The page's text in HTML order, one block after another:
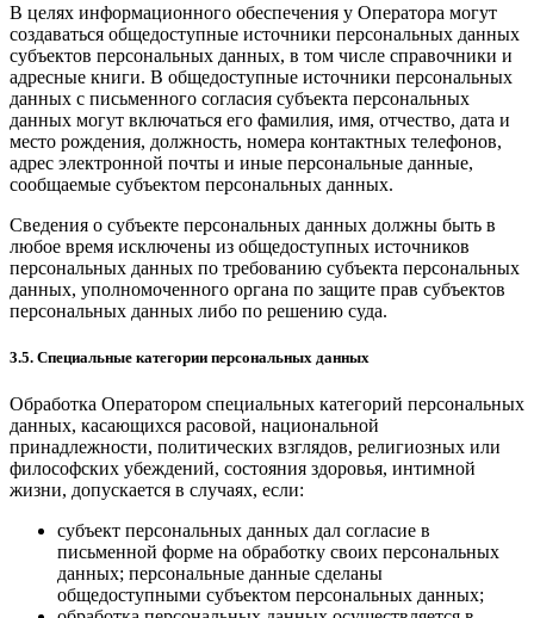
В целях информационного обеспечения у Оператора могут
создаваться общедоступные источники персональных данных
субъектов персональных данных, в том числе справочники и
адресные книги. В общедоступные источники персональных
данных с письменного согласия субъекта персональных
данных могут включаться его фамилия, имя, отчество, дата и
место рождения, должность, номера контактных телефонов,
адрес электронной почты и иные персональные данные,
сообщаемые субъектом персональных данных.
Сведения о субъекте персональных данных должны быть в
любое время исключены из общедоступных источников
персональных данных по требованию субъекта персональных
данных, уполномоченного органа по защите прав субъектов
персональных данных либо по решению суда.
3.5. Специальные категории персональных данных
Обработка Оператором специальных категорий персональных
данных, касающихся расовой, национальной
принадлежности, политических взглядов, религиозных или
философских убеждений, состояния здоровья, интимной
жизни, допускается в случаях, если:
субъект персональных данных дал согласие в
письменной форме на обработку своих персональных
данных; персональные данные сделаны
общедоступными субъектом персональных данных;